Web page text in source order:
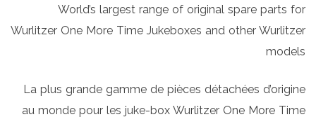
World’s largest range of original spare parts for
Wurlitzer One More Time Jukeboxes and other Wurlitzer
models
La plus grande gamme de pièces détachées d’origine
au monde pour les juke-box Wurlitzer One More Time